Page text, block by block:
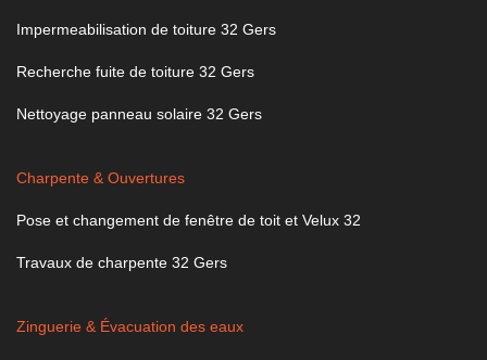
Impermeabilisation de toiture 32 Gers
Recherche fuite de toiture 32 Gers
Nettoyage panneau solaire 32 Gers
Charpente & Ouvertures
Pose et changement de fenêtre de toit et Velux 32
Travaux de charpente 32 Gers
Zinguerie & Évacuation des eaux